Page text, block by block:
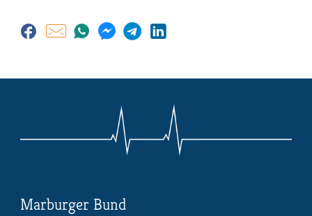
Marburger Bund